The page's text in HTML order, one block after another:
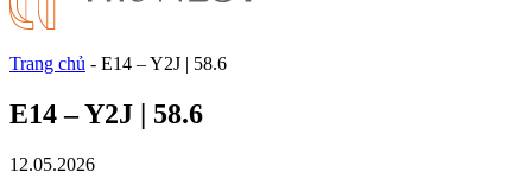
Trang chủ - E14 – Y2J | 58.6
E14 – Y2J | 58.6
12.05.2026